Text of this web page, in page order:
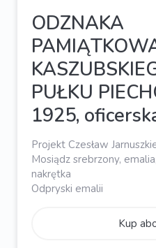
ODZNAKA
PUŁKU
1925,
Projekt Czesław
Mosiądz srebrzony,
nakrętka
Odpryski emalii
Kup